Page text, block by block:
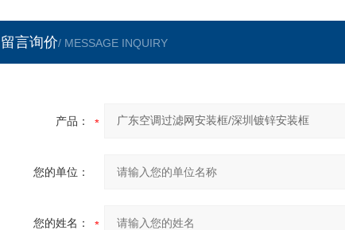
留言询价/ MESSAGE INQUIRY
产品：
您的单位：
您的姓名：